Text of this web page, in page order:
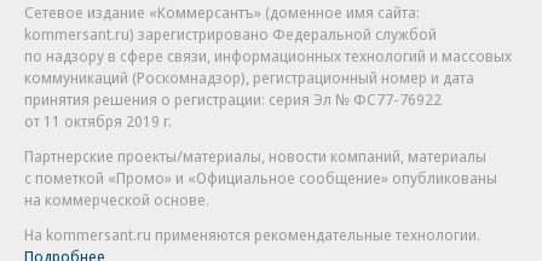
Сетевое издание «Коммерсантъ» (доменное имя сайта:
kommersant.ru) зарегистрировано Федеральной службой
по надзору в сфере связи, информационных технологий и массовых
коммуникаций (Роскомнадзор), регистрационный номер и дата
принятия решения о регистрации: серия Эл № ФС77-76922
от 11 октября 2019 г.
Партнерские проекты/материалы, новости компаний, материалы
с пометкой «Промо» и «Официальное сообщение» опубликованы
на коммерческой основе.
На kommersant.ru применяются рекомендательные технологии.
Подробнее